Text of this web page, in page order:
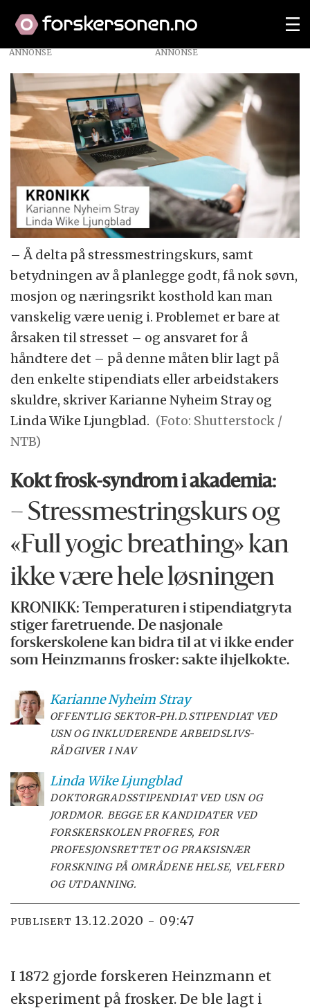
ANNONSE
– Å delta på stressmestringskurs, samt
betydningen av å planlegge godt, få nok søvn,
mosjon og næringsrikt kosthold kan man
vanskelig være uenig i. Problemet er bare at
årsaken til stresset – og ansvaret for å
håndtere det – på denne måten blir lagt på
den enkelte stipendiats eller arbeidstakers
skuldre, skriver Karianne Nyheim Stray og
Linda Wike Ljungblad. (Foto: Shutterstock /
NTB)
Kokt frosk-syndrom i akademia:
– Stressmestringskurs og
«Full yogic breathing» kan
ikke være hele løsningen
KRONIKK: Temperaturen i stipendiatgryta
stiger faretruende. De nasjonale
forskerskolene kan bidra til at vi ikke ender
som Heinzmanns frosker: sakte ihjelkokte.
Karianne Nyheim Stray
OFFENTLIG SEKTOR-PH.D.STIPENDIAT VED
USN OG INKLUDERENDE ARBEIDSLIVS-
RÅDGIVER I NAV
Linda WikeLjungblad
DOKTORGRADSSTIPENDIAT VED USN OG
JORDMOR. BEGGE ER KANDIDATER VED
FORSKERSKOLEN PROFRES, FOR
PROFESJONSRETTET OG PRAKSISNÆR
FORSKNING PÅ OMRÅDENE HELSE, VELFERD
OG UTDANNING.
PUBLISERT 13.12.2020 - 09:47
I 1872 gjorde forskeren Heinzmann et
eksperiment på frosker. De ble lagt i